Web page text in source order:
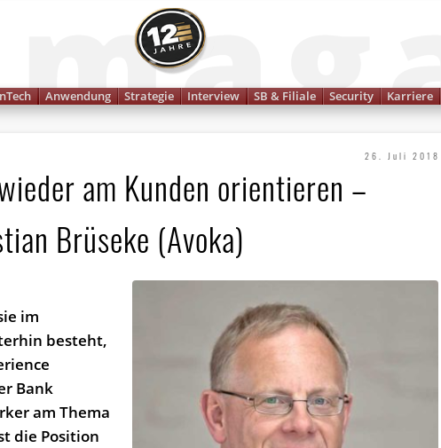
Anwendung Strategie Interview SB & Filiale Security Karriere
26. Juli 2018
am Kunden orientieren –
Brüseke (Avoka)
im
besteht,
Bank
am Thema
die Position